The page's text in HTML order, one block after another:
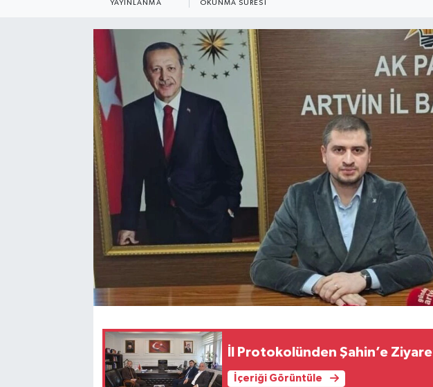
YAYINLANMA OKUNMA SÜRESI
İl Protokolünden Şahin’e
İçeriği Görüntüle